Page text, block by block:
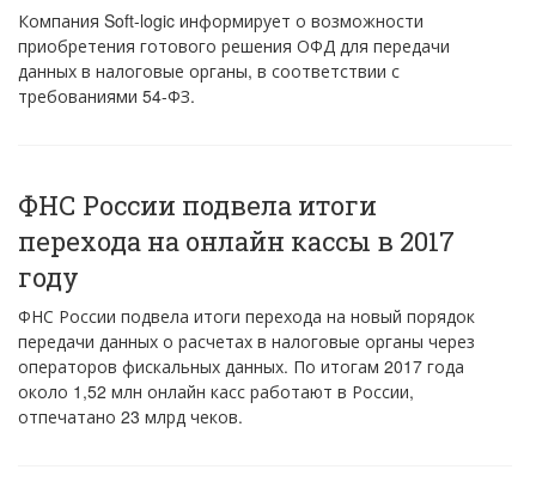
Компания Soft-logic информирует о возможности
приобретения готового решения ОФД для передачи
данных в налоговые органы, в соответствии с
требованиями 54-ФЗ.
ФНС России подвела итоги
перехода на онлайн кассы в 2017
году
ФНС России подвела итоги перехода на новый порядок
передачи данных о расчетах в налоговые органы через
операторов фискальных данных. По итогам 2017 года
около 1,52 млн онлайн касс работают в России,
отпечатано 23 млрд чеков.